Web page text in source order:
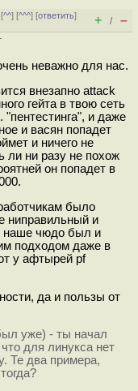
^^] [^^^] [ответить]
+ / –
неважно для нас.
внезапно attack
гейта в твою сеть
и даже
и васян попадет
и ничего не
ли ни разу не похож
он попадет в
было
ниправильный и
наше чюдо был и
подходом даже в
у афтырей pf
да и пользы от
уже) - ты начал
что для линукса нет
Те два примера,